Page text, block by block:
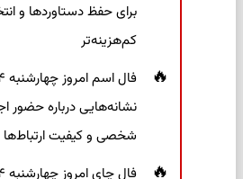
برای حفظ دستاوردها و
کم‌هزینه‌تر
نشانه‌هایی درباره حضور
شخصی و کیفیت ارتباط‌ها